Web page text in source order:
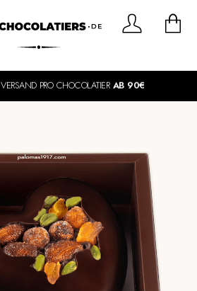
VERSAND PRO CHOCOLATIER AB 90€